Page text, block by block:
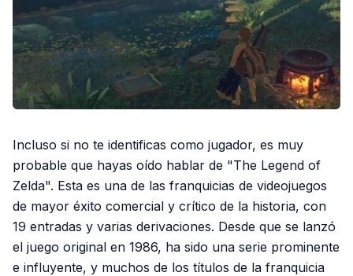
Incluso si no te identificas como jugador, es muy
probable que hayas oído hablar de "The Legend of
Zelda". Esta es una de las franquicias de videojuegos
de mayor éxito comercial y crítico de la historia, con
19 entradas y varias derivaciones. Desde que se lanzó
el juego original en 1986, ha sido una serie prominente
e influyente, y muchos de los títulos de la franquicia